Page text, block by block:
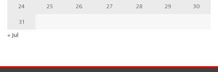
24
25 26 27 28 29
30
31
« Jul